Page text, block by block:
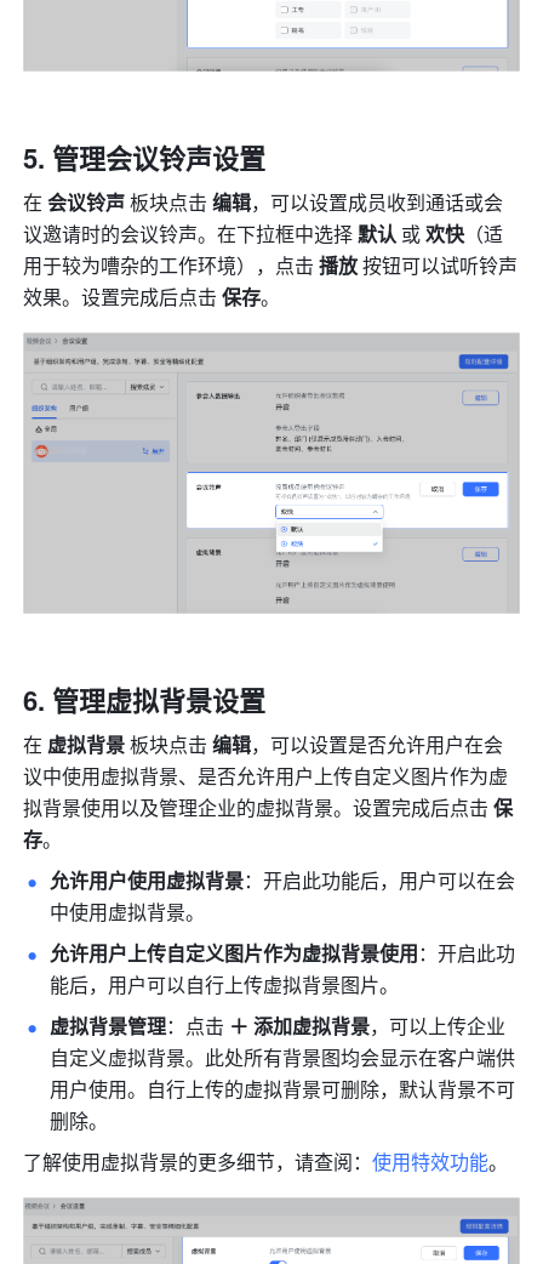
管理会议铃声设置
在 会议铃声 板块点击 编辑，可以设置成员收到通话或会
议邀请时的会议铃声。在下拉框中选择 默认 或 欢快 （适
用于较为嘈杂的工作环境），点击 播放 按钮可以试听铃声
效果。设置完成后点击 保存。
管理虚拟背景设置
在 虚拟背景 板块点击 编辑，可以设置是否允许用户在会
议中使用虚拟背景、是否允许用户上传自定义图片作为虚
拟背景使用以及管理企业的虚拟背景。设置完成后点击 保
存。
允许用户使用虚拟背景：开启此功能后，用户可以在会
中使用虚拟背景。
允许用户上传自定义图片作为虚拟背景使用：开启此功
能后，用户可以自行上传虚拟背景图片。
虚拟背景管理：点击 ＋ 添加虚拟背景，可以上传企业
自定义虚拟背景。此处所有背景图均会显示在客户端供
用户使用。自行上传的虚拟背景可删除，默认背景不可
删除。
了解使用虚拟背景的更多细节，请查阅：使用特效功能。